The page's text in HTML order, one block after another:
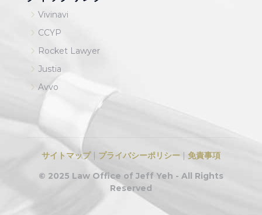
5 Vivinavi
5 CCYP
5 Rocket Lawyer
5 Justia
5 Avvo
サイトマップ | プライバシーポリシー| 免責事項
© 2025 Law Office of Jeff Yeh - All Rights
Reserved